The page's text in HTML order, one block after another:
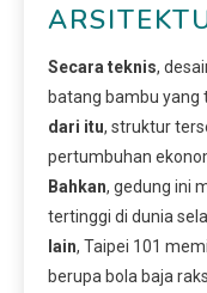
Secara teknis,
batang bambu yang
dari itu, struktur
pertumbuhan
Bahkan, gedung ini
tertinggi di dunia
lain, Taipei 101
berupa bola baja